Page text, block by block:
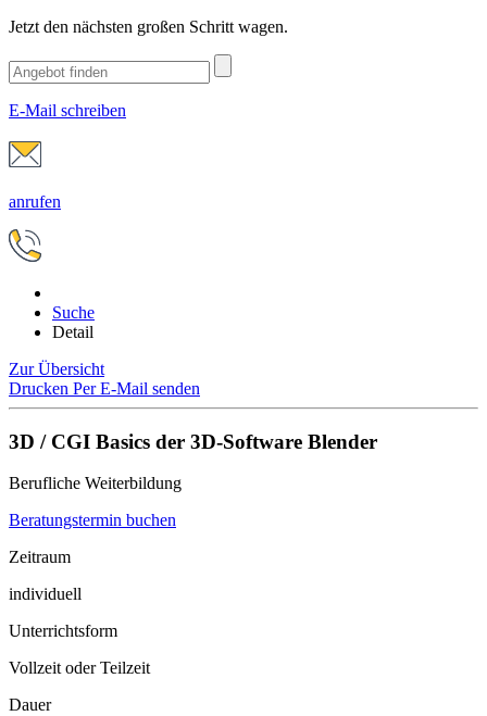
Jetzt den nächsten großen Schritt wagen.
E-Mail schreiben
anrufen
Suche
Detail
Zur Übersicht
Drucken Per E-Mail senden
3D / CGI Basics der 3D-Software Blender
Berufliche Weiterbildung
Beratungstermin buchen
Zeitraum
individuell
Unterrichtsform
Vollzeit oder Teilzeit
Dauer